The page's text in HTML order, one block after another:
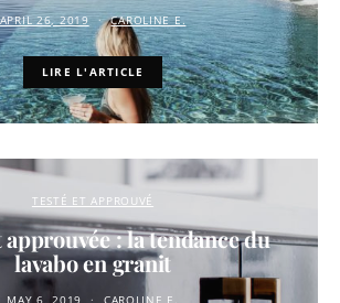
APRIL 26, 2019 CAROLINE E.
LIRE L'ARTICLE
TESTÉ ET APPROUVÉ
approuvée : la tendance du
lavabo en granit